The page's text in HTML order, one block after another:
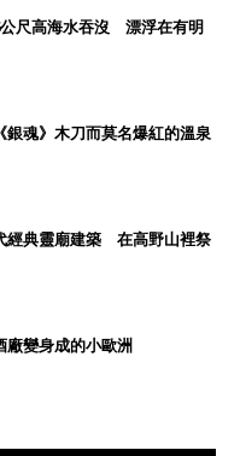
公尺高海水吞沒 漂浮在有明
銀魂》木刀而莫名爆紅的溫泉
經典靈廟建築 在高野山裡祭
廠變身成的小歐洲